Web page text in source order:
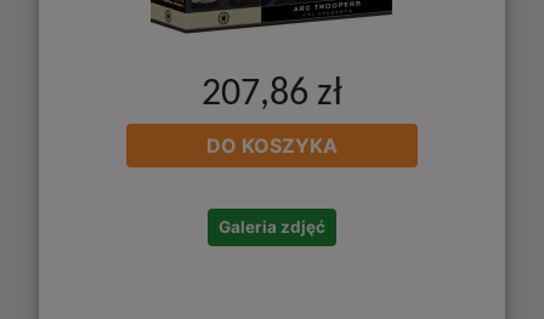
207,86 zł
DO KOSZYKA
Galeria zdjęć